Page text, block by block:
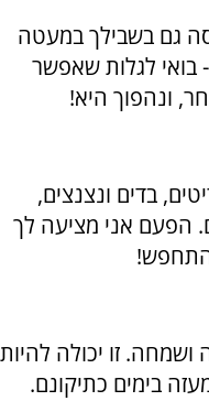
גם בשבילך במעטה
בואי לגלות שאפשר
ונהפוך היא!
בדים ונצנצים,
הפעם אני מציעה לך
זו יכולה להיות
בימים כתיקונם.